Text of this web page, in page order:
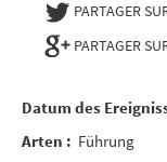
PARTAGER
PARTAGER
Datum des
Arten : Führung